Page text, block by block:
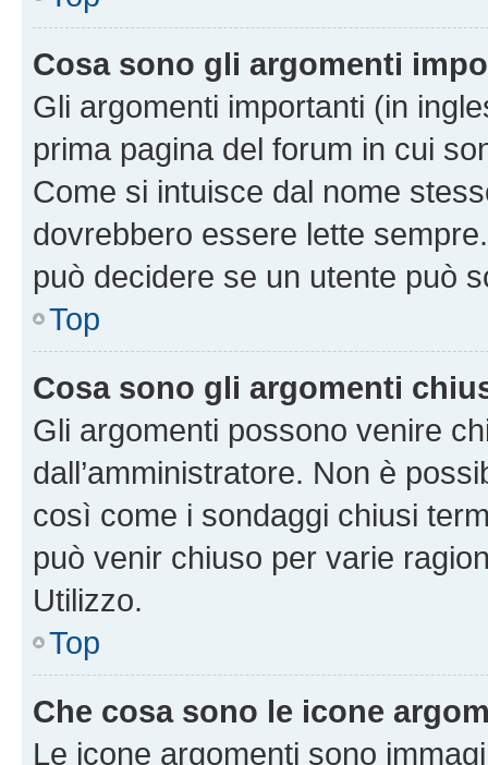
Cosa sono gli argomenti
Gli argomenti importanti (in
prima pagina del forum in cui
Come si intuisce dal nome
dovrebbero essere lette
può decidere se un utente può
Top
Cosa sono gli argomenti
Gli argomenti possono venire
dall’amministratore. Non è
così come i sondaggi chiusi
può venir chiuso per varie
Utilizzo.
Top
Che cosa sono le icone
Le icone argomenti sono